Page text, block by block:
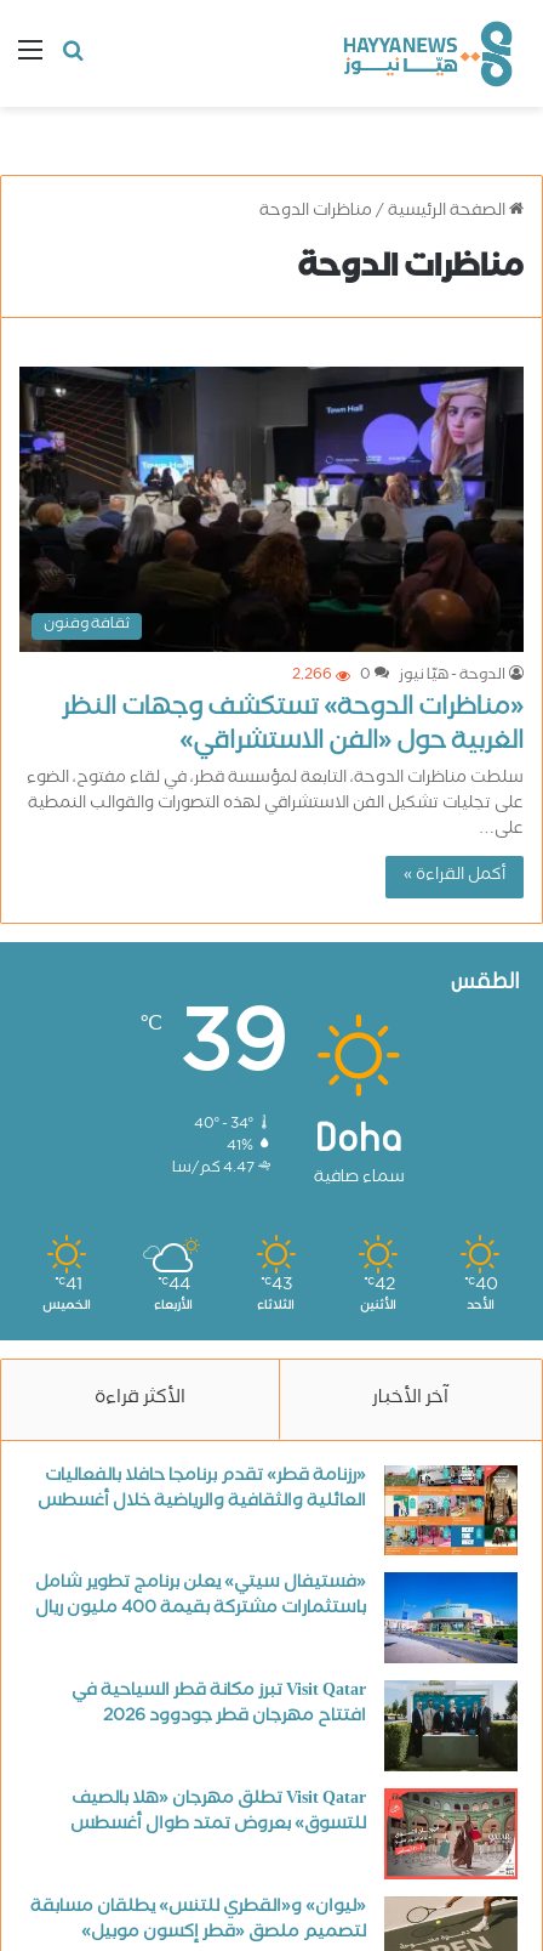
البحث
الصفحة الرئيسية/مناظرات الدوحة
مناظرات الدوحة
ثقافة وفنون
الدوحة - هيّا نيوز
0 2٬266
«مناظرات الدوحة» تستكشف وجهات النظر
الغربية حول «الفن الاستشراقي»
سلطت مناظرات الدوحة، التابعة لمؤسسة قطر، في لقاء مفتوح، الضوء
على تجليات تشكيل الفن الاستشراقي لهذه التصورات والقوالب النمطية
على…
أكمل القراءة »
الطقس
Doha
سماء صافية
39
℃
40º - 34º
41%
4.47 كم/سا
40
℃
الأحد
42
℃
الأثنين
43
℃
الثلاثاء
44
℃
الأربعاء
41
℃
الخميس
آخر الأخبار الأكثر قراءة
«رزنامة قطر» تقدم برنامجا حافلا بالفعاليات
العائلية والثقافية والرياضية خلال أغسطس
«فستيفال سيتي» يعلن برنامج تطوير شامل
باستثمارات مشتركة بقيمة 400 مليون ريال
Visit Qatar تبرز مكانة قطر السياحية في
افتتاح مهرجان قطر جودوود 2026
Visit Qatar تطلق مهرجان «هلا بالصيف
للتسوق» بعروض تمتد طوال أغسطس
«ليوان» و«القطري للتنس» يطلقان مسابقة
لتصميم ملصق «قطر إكسون موبيل»